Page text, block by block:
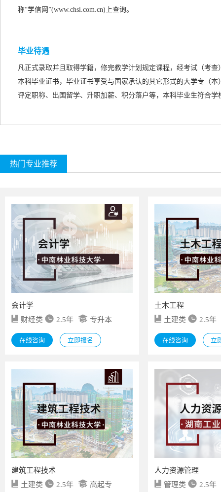
称“学信网”(www.chsi.com.cn)上查询。
毕业待遇
凡正式录取并且取得学籍，修完教学计划规定课程，经考试（考
本科毕业证书，毕业证书享受与国家承认的其它形式的大学专（本
评定职称、出国留学、升职加薪、积分落户等，本科毕业生符合
热门专业推荐
会计学
财经类
2.5年 专升本
在线咨询 立即报名
土木工程
土建类
2.5年
在线咨询 立
建筑工程技术
土建类
2.5年 高起专
人力资源管理
管理类
2.5年